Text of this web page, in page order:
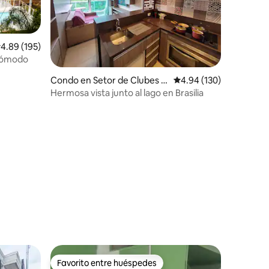
promedio: 4.89 de 5, 195 reseñas
4.89 (195)
Condo en Setor de Clubes E
sportivos Sul
Calificación promedio:
4.94 (130)
Hermosa vista junto al lago en Brasilia
Favorito entre huéspedes